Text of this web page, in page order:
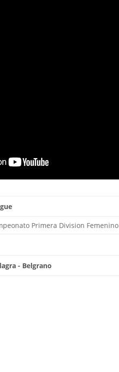
Primera Division Femenino
- Belgrano